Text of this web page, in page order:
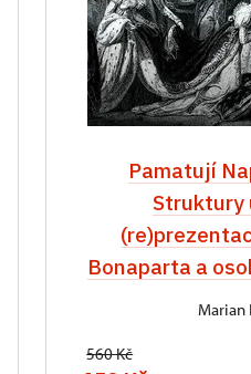
Pamatují
Struktury
Bonaparta a
Marian
560 Kč